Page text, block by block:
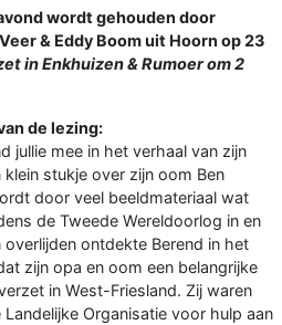
wordt gehouden door
& Eddy Boom uit Hoorn op 23
in Enkhuizen & Rumoer om 2
de lezing:
jullie mee in het verhaal van zijn
stukje over zijn oom Ben
door veel beeldmateriaal wat
de Tweede Wereldoorlog in en
overlijden ontdekte Berend in het
zijn opa en oom een belangrijke
in West-Friesland. Zij waren
Organisatie voor hulp aan